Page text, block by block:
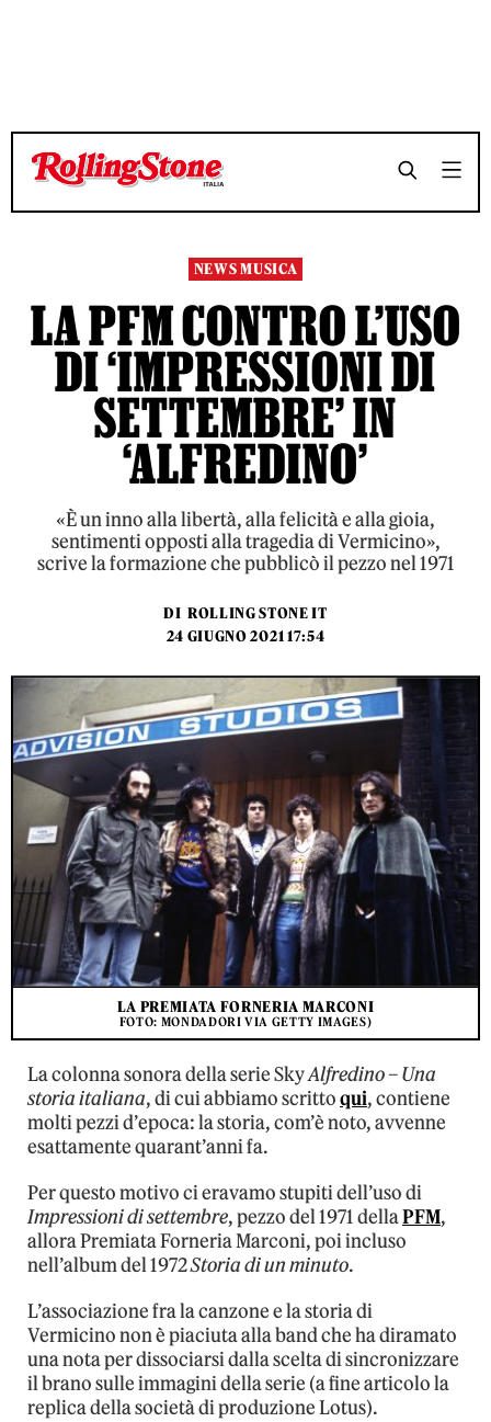
NEWS MUSICA
LA PFM CONTRO L’USO
DI ‘IMPRESSIONI DI
SETTEMBRE’ IN
‘ALFREDINO’
«È un inno alla libertà, alla felicità e alla gioia,
sentimenti opposti alla tragedia di Vermicino»,
scrive la formazione che pubblicò il pezzo nel 1971
DI ROLLING STONE IT
24 GIUGNO 2021 17:54
LA PREMIATA FORNERIA MARCONI
FOTO: MONDADORI VIA GETTY IMAGES)
La colonna sonora della serie SkyAlfredino – Una
storia italiana, di cui abbiamo scrittoqui, contiene
molti pezzi d’epoca: la storia, com’è noto, avvenne
esattamente quarant’anni fa.
Per questo motivo ci eravamo stupiti dell’uso di
Impressioni di settembre, pezzo del 1971 dellaPFM,
allora Premiata Forneria Marconi, poi incluso
nell’album del 1972Storia di un minuto.
L’associazione fra la canzone e la storia di
Vermicino non è piaciuta alla band che ha diramato
una nota per dissociarsi dalla scelta di sincronizzare
il brano sulle immagini della serie (a fine articolo la
replica della società di produzione Lotus).